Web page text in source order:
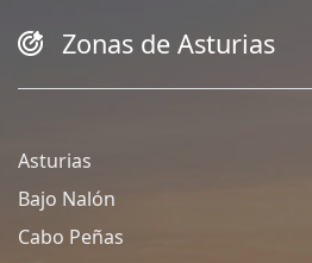
Zonas de Asturias
Asturias
Bajo Nalón
Cabo Peñas